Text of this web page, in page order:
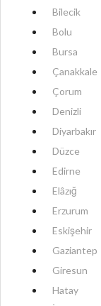
Bilecik
Bolu
Bursa
Çanakkale
Çorum
Denizli
Diyarbakır
Düzce
Edirne
Elâzığ
Erzurum
Eskişehir
Gaziantep
Giresun
Hatay